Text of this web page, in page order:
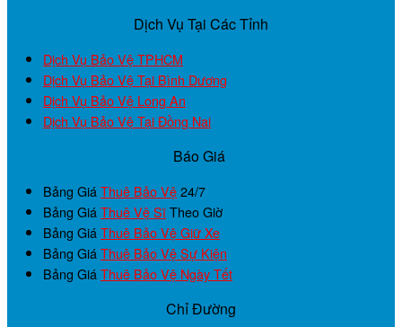
Dịch Vụ Tại Các Tỉnh
Dịch Vụ Bảo Vệ TPHCM
Dịch Vụ Bảo Vệ Tại Bình Dương
Dịch Vụ Bảo Vệ Long An
Dịch Vụ Bảo Vệ Tại Đồng Nai
Báo Giá
Bảng Giá Thuê Bảo Vệ24/7
Bảng Giá Thuê Vệ SĩTheo Giờ
Bảng Giá Thuê Bảo Vệ Giữ Xe
Bảng Giá Thuê Bảo Vệ Sự Kiện
Bảng Giá Thuê Bảo Vệ Ngày Tết
Chỉ Đường